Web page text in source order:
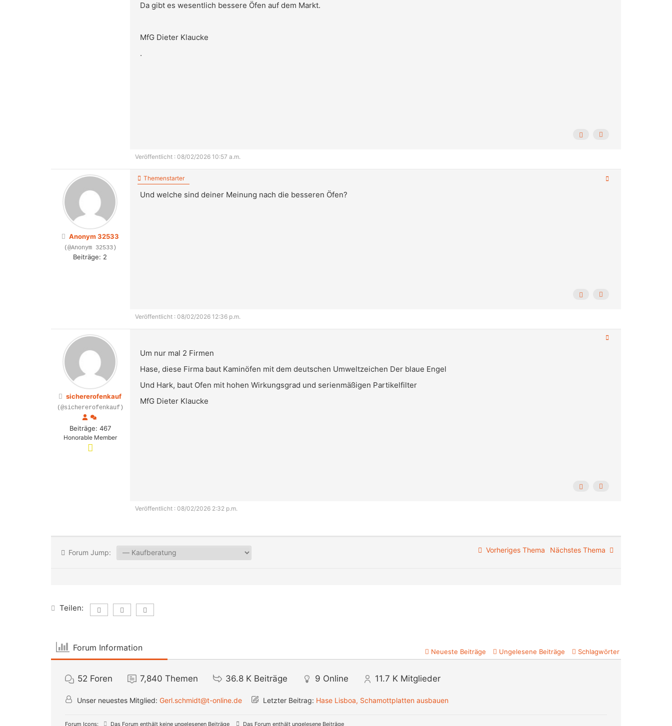
Da gibt es wesentlich bessere Öfen auf dem Markt.
MfG Dieter Klaucke
.
Veröffentlicht : 08/02/2026 10:57 a.m.
Anonym 32533
(@Anonym 32533)
Beiträge: 2
Themenstarter
Und welche sind deiner Meinung nach die besseren Öfen?
Veröffentlicht : 08/02/2026 12:36 p.m.
sichererofenkauf
(@sichererofenkauf)
Beiträge: 467
Honorable Member
Um nur mal 2 Firmen
Hase, diese Firma baut Kaminöfen mit dem deutschen Umweltzeichen Der blaue Engel
Und Hark, baut Ofen mit hohen Wirkungsgrad und serienmäßigen Partikelfilter
MfG Dieter Klaucke
Veröffentlicht : 08/02/2026 2:32 p.m.
Forum Jump: Vorheriges Thema Nächstes Thema
Teilen:
Forum Information Neueste Beiträge Ungelesene Beiträge Schlagwörter
52 Foren 7,840 Themen 36.8 K Beiträge 9 Online 11.7 K Mitglieder
Unser neuestes Mitglied: Gerl.schmidt@t-online.de Letzter Beitrag: Hase Lisboa, Schamottplatten ausbauen
Forum Icons: Das Forum enthält keine ungelesenen Beiträge Das Forum enthält ungelesene Beiträge